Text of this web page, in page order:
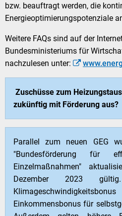
bzw. beauftragt werden, die
Energieoptimierungspotenziale
Weitere FAQs sind auf der
Bundesministeriums für
nachzulesen unter:
Zuschüsse zum
zukünftig mit Förderung aus?
Parallel zum neuen GEG
"Bundesförderung für
Einzelmaßnahmen"
Dezember 2023
Einkommensbonus für